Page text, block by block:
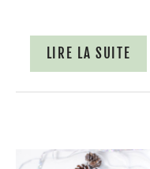
LIRE LA SUITE